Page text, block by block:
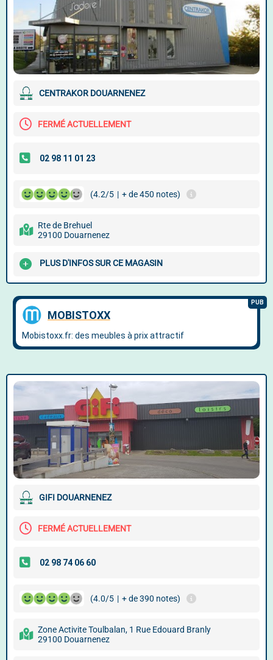
CENTRAKOR DOUARNENEZ
FERMÉ ACTUELLEMENT
(4.2/5 | + de 450 notes)
Rte de Brehuel
29100 Douarnenez
PLUS D'INFOS SUR CE MAGASIN
GIFI DOUARNENEZ
FERMÉ ACTUELLEMENT
(4.0/5 | + de 390 notes)
Zone Activite Toulbalan, 1 Rue Edouard Branly
29100 Douarnenez